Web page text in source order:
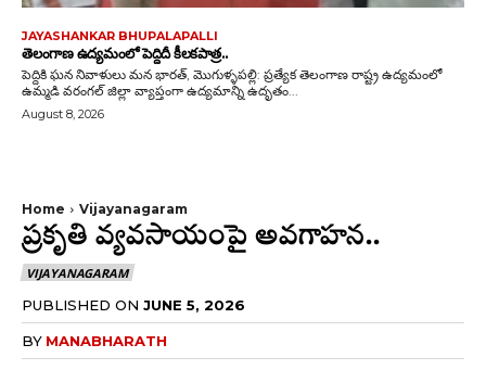
JAYASHANKAR BHUPALAPALLI
తెలంగాణ ఉద్యమంలో పెద్దిదీ కీలకపాత్ర..
పెద్దికి ఘన నివాళులు మన భారత్, మొగుళ్ళపల్లి: ప్రత్యేక తెలంగాణ రాష్ట్ర ఉద్యమంలో
ఉమ్మడి వరంగల్ జిల్లా వ్యాప్తంగా ఉద్యమాన్ని ఉదృతం...
August 8, 2026